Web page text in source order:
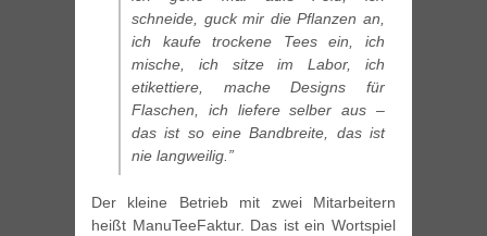
schneide, guck mir die Pflanzen an,
ich kaufe trockene Tees ein, ich
mische, ich sitze im Labor, ich
etikettiere, mache Designs für
Flaschen, ich liefere selber aus –
das ist so eine Bandbreite, das ist
nie langweilig.”
Der kleine Betrieb mit zwei Mitarbeitern
heißt ManuTeeFaktur. Das ist ein Wortspiel